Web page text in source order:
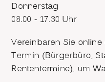
Donnerstag
08.00 - 17.30 Uhr
Vereinbaren Sie
Termin (Bürgerbüro,
Rententermine), um